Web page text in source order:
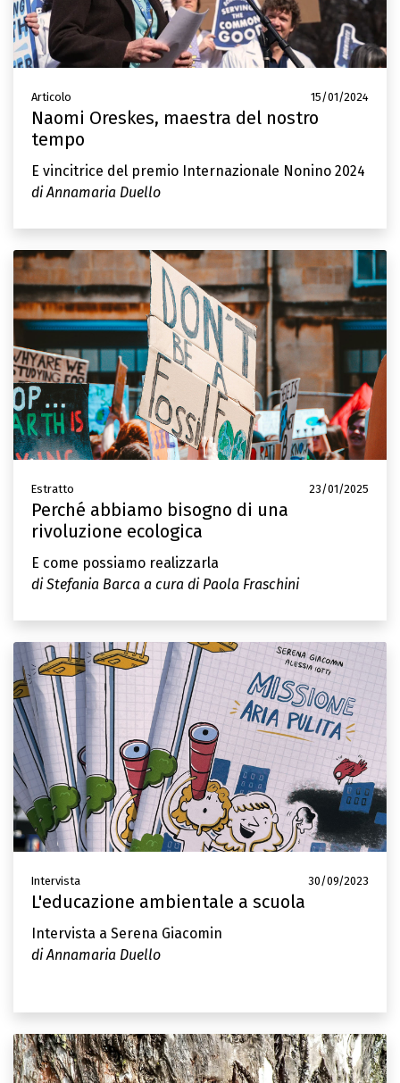
Articolo 15/01/2024
Naomi Oreskes, maestra del nostro
tempo
E vincitrice del premio Internazionale Nonino 2024
di Annamaria Duello
Estratto 23/01/2025
Perché abbiamo bisogno di una
rivoluzione ecologica
E come possiamo realizzarla
di Stefania Barca a cura di Paola Fraschini
Intervista 30/09/2023
L'educazione ambientale a scuola
Intervista a Serena Giacomin
di Annamaria Duello